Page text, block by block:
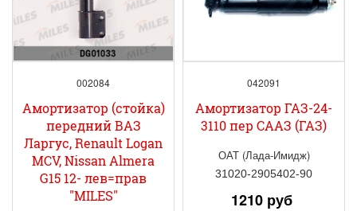
002084
Амортизатор (стойка)
передний ВАЗ
Ларгус, Renault Logan
MCV, Nissan Almera
G15 12- лев=прав
"MILES"
042091
Амортизатор ГАЗ-24-
3110 пер СААЗ (ГАЗ)
ОАТ (Лада-Имидж)
31020-2905402-90
1210 руб